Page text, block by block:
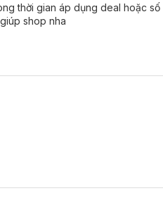
thời gian áp dụng deal hoặc số
giúp shop nha